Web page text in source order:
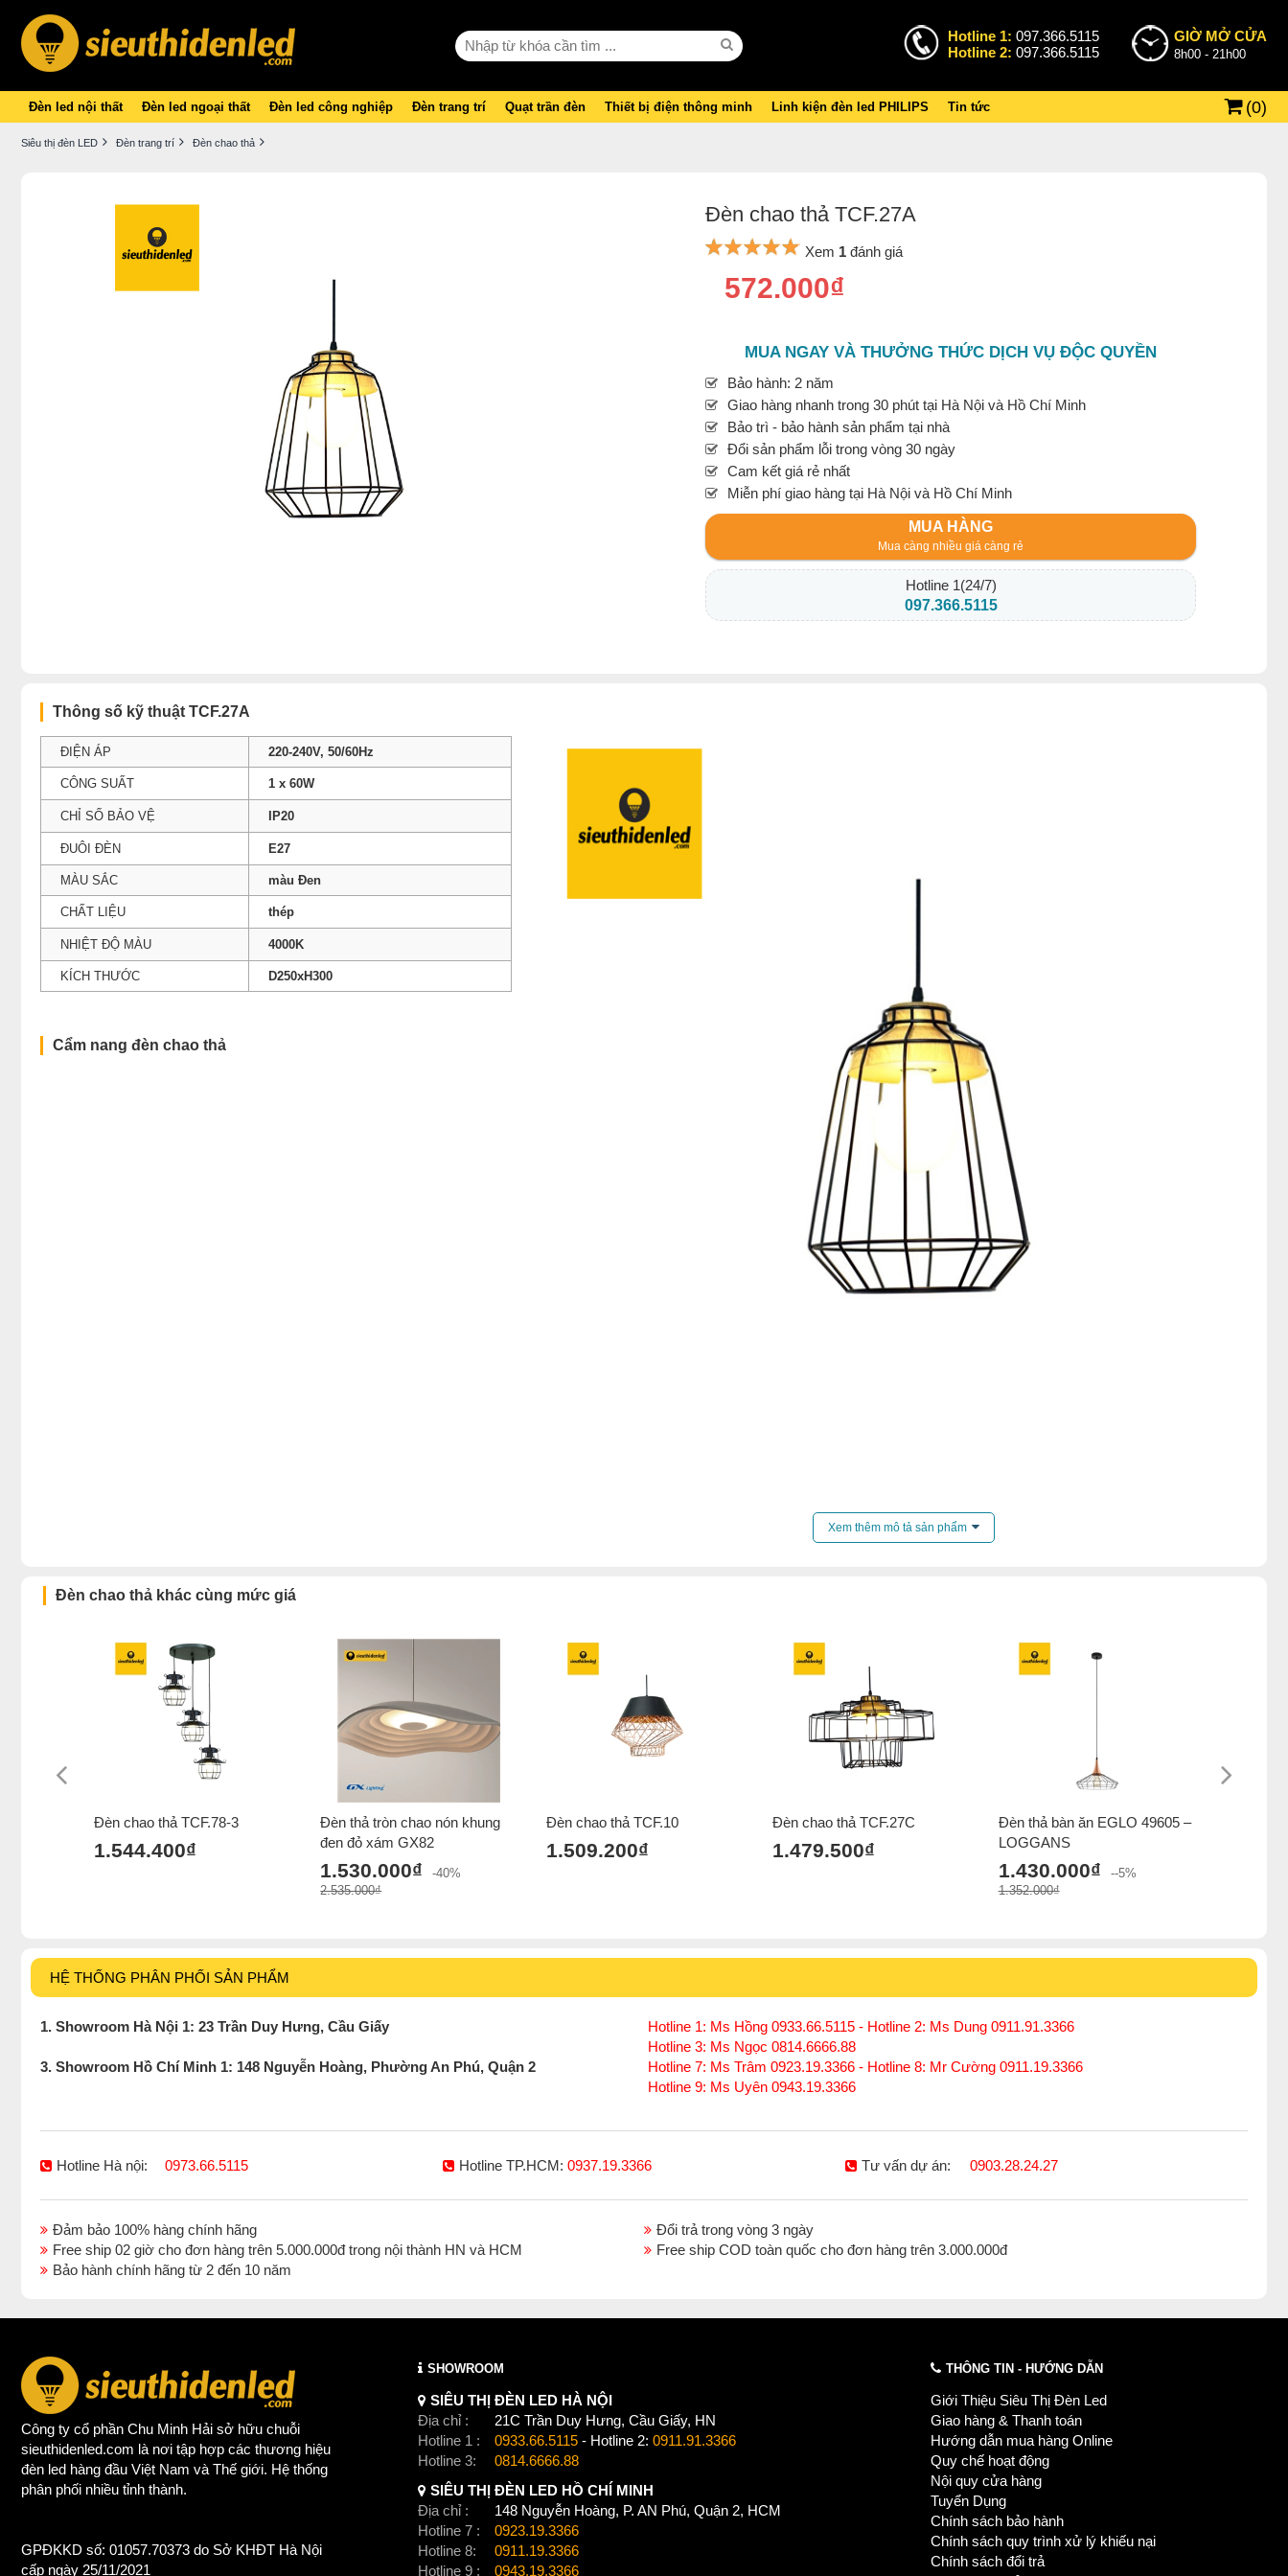
Hotline 1: 097.366.5115
Hotline 2: 097.366.5115
GIỜ MỞ CỬA
8h00 - 21h00
Đèn led nội thất Đèn led ngoại thất Đèn led công nghiệp Đèn trang trí Quạt trần đèn Thiết bị điện thông minh Linh kiện đèn led PHILIPS Tin tức (0)
Siêu thị đèn LED Đèn trang trí Đèn chao thả
Đèn chao thả TCF.27A
Xem 1 đánh giá
572.000₫
MUA NGAY VÀ THƯỞNG THỨC DỊCH VỤ ĐỘC QUYỀN
Bảo hành: 2 năm
Giao hàng nhanh trong 30 phút tại Hà Nội và Hồ Chí Minh
Bảo trì - bảo hành sản phẩm tại nhà
Đổi sản phẩm lỗi trong vòng 30 ngày
Cam kết giá rẻ nhất
Miễn phí giao hàng tại Hà Nội và Hồ Chí Minh
MUA HÀNG
Mua càng nhiều giá càng rẻ
Hotline 1(24/7)
097.366.5115
Thông số kỹ thuật TCF.27A
ĐIỆN ÁP 220-240V, 50/60Hz
CÔNG SUẤT 1 x 60W
CHỈ SỐ BẢO VỆ IP20
ĐUÔI ĐÈN E27
MÀU SẮC màu Đen
CHẤT LIỆU thép
NHIỆT ĐỘ MÀU 4000K
KÍCH THƯỚC D250xH300
Cẩm nang đèn chao thả
Đèn chao thả đèn thả đơn,Đèn chao thả dưới 1000k
Đèn chao thả nhà phố liền kề Đèn chao thả quán cafe
Xem thêm mô tả sản phẩm
Đèn chao thả khác cùng mức giá
Đèn chao thả TCF.78-3
1.544.400₫
Đèn thả tròn chao nón khung
đen đỏ xám GX82
1.530.000₫
-40%
2.535.000₫
Đèn chao thả TCF.10
1.509.200₫
Đèn chao thả TCF.27C
1.479.500₫
Đèn thả bàn ăn EGLO 49605 –
LOGGANS
1.430.000₫
--5%
1.352.000₫
HỆ THỐNG PHÂN PHỐI SẢN PHẨM
1. Showroom Hà Nội 1: 23 Trần Duy Hưng, Cầu Giấy
Hotline 1: Ms Hồng 0933.66.5115 - Hotline 2: Ms Dung 0911.91.3366
Hotline 3: Ms Ngọc 0814.6666.88
3. Showroom Hồ Chí Minh 1: 148 Nguyễn Hoàng, Phường An Phú, Quận 2
Hotline 7: Ms Trâm 0923.19.3366 - Hotline 8: Mr Cường 0911.19.3366
Hotline 9: Ms Uyên 0943.19.3366
Hotline Hà nội: 0973.66.5115 Hotline TP.HCM: 0937.19.3366 Tư vấn dự án: 0903.28.24.27
Đảm bảo 100% hàng chính hãng
Đổi trả trong vòng 3 ngày
Free ship 02 giờ cho đơn hàng trên 5.000.000đ trong nội thành HN và HCM
Free ship COD toàn quốc cho đơn hàng trên 3.000.000đ
Bảo hành chính hãng từ 2 đến 10 năm
Công ty cổ phần Chu Minh Hải sở hữu chuỗi
sieuthidenled.com là nơi tập hợp các thương hiệu
đèn led hàng đầu Việt Nam và Thế giới. Hệ thống
phân phối nhiều tỉnh thành.
GPĐKKD số: 01057.70373 do Sở KHĐT Hà Nội
cấp ngày 25/11/2021
SHOWROOM
SIÊU THỊ ĐÈN LED HÀ NỘI
Địa chỉ :
21C Trần Duy Hưng, Cầu Giấy, HN
Hotline 1 :
0933.66.5115 - Hotline 2: 0911.91.3366
Hotline 3:
0814.6666.88
SIÊU THỊ ĐÈN LED HỒ CHÍ MINH
Địa chỉ :
148 Nguyễn Hoàng, P. AN Phú, Quận 2, HCM
Hotline 7 :
0923.19.3366
Hotline 8:
0911.19.3366
Hotline 9 :
0943.19.3366
THÔNG TIN - HƯỚNG DẪN
Giới Thiệu Siêu Thị Đèn Led
Giao hàng & Thanh toán
Hướng dẫn mua hàng Online
Quy chế hoạt động
Nội quy cửa hàng
Tuyển Dụng
Chính sách bảo hành
Chính sách quy trình xử lý khiếu nại
Chính sách đổi trả